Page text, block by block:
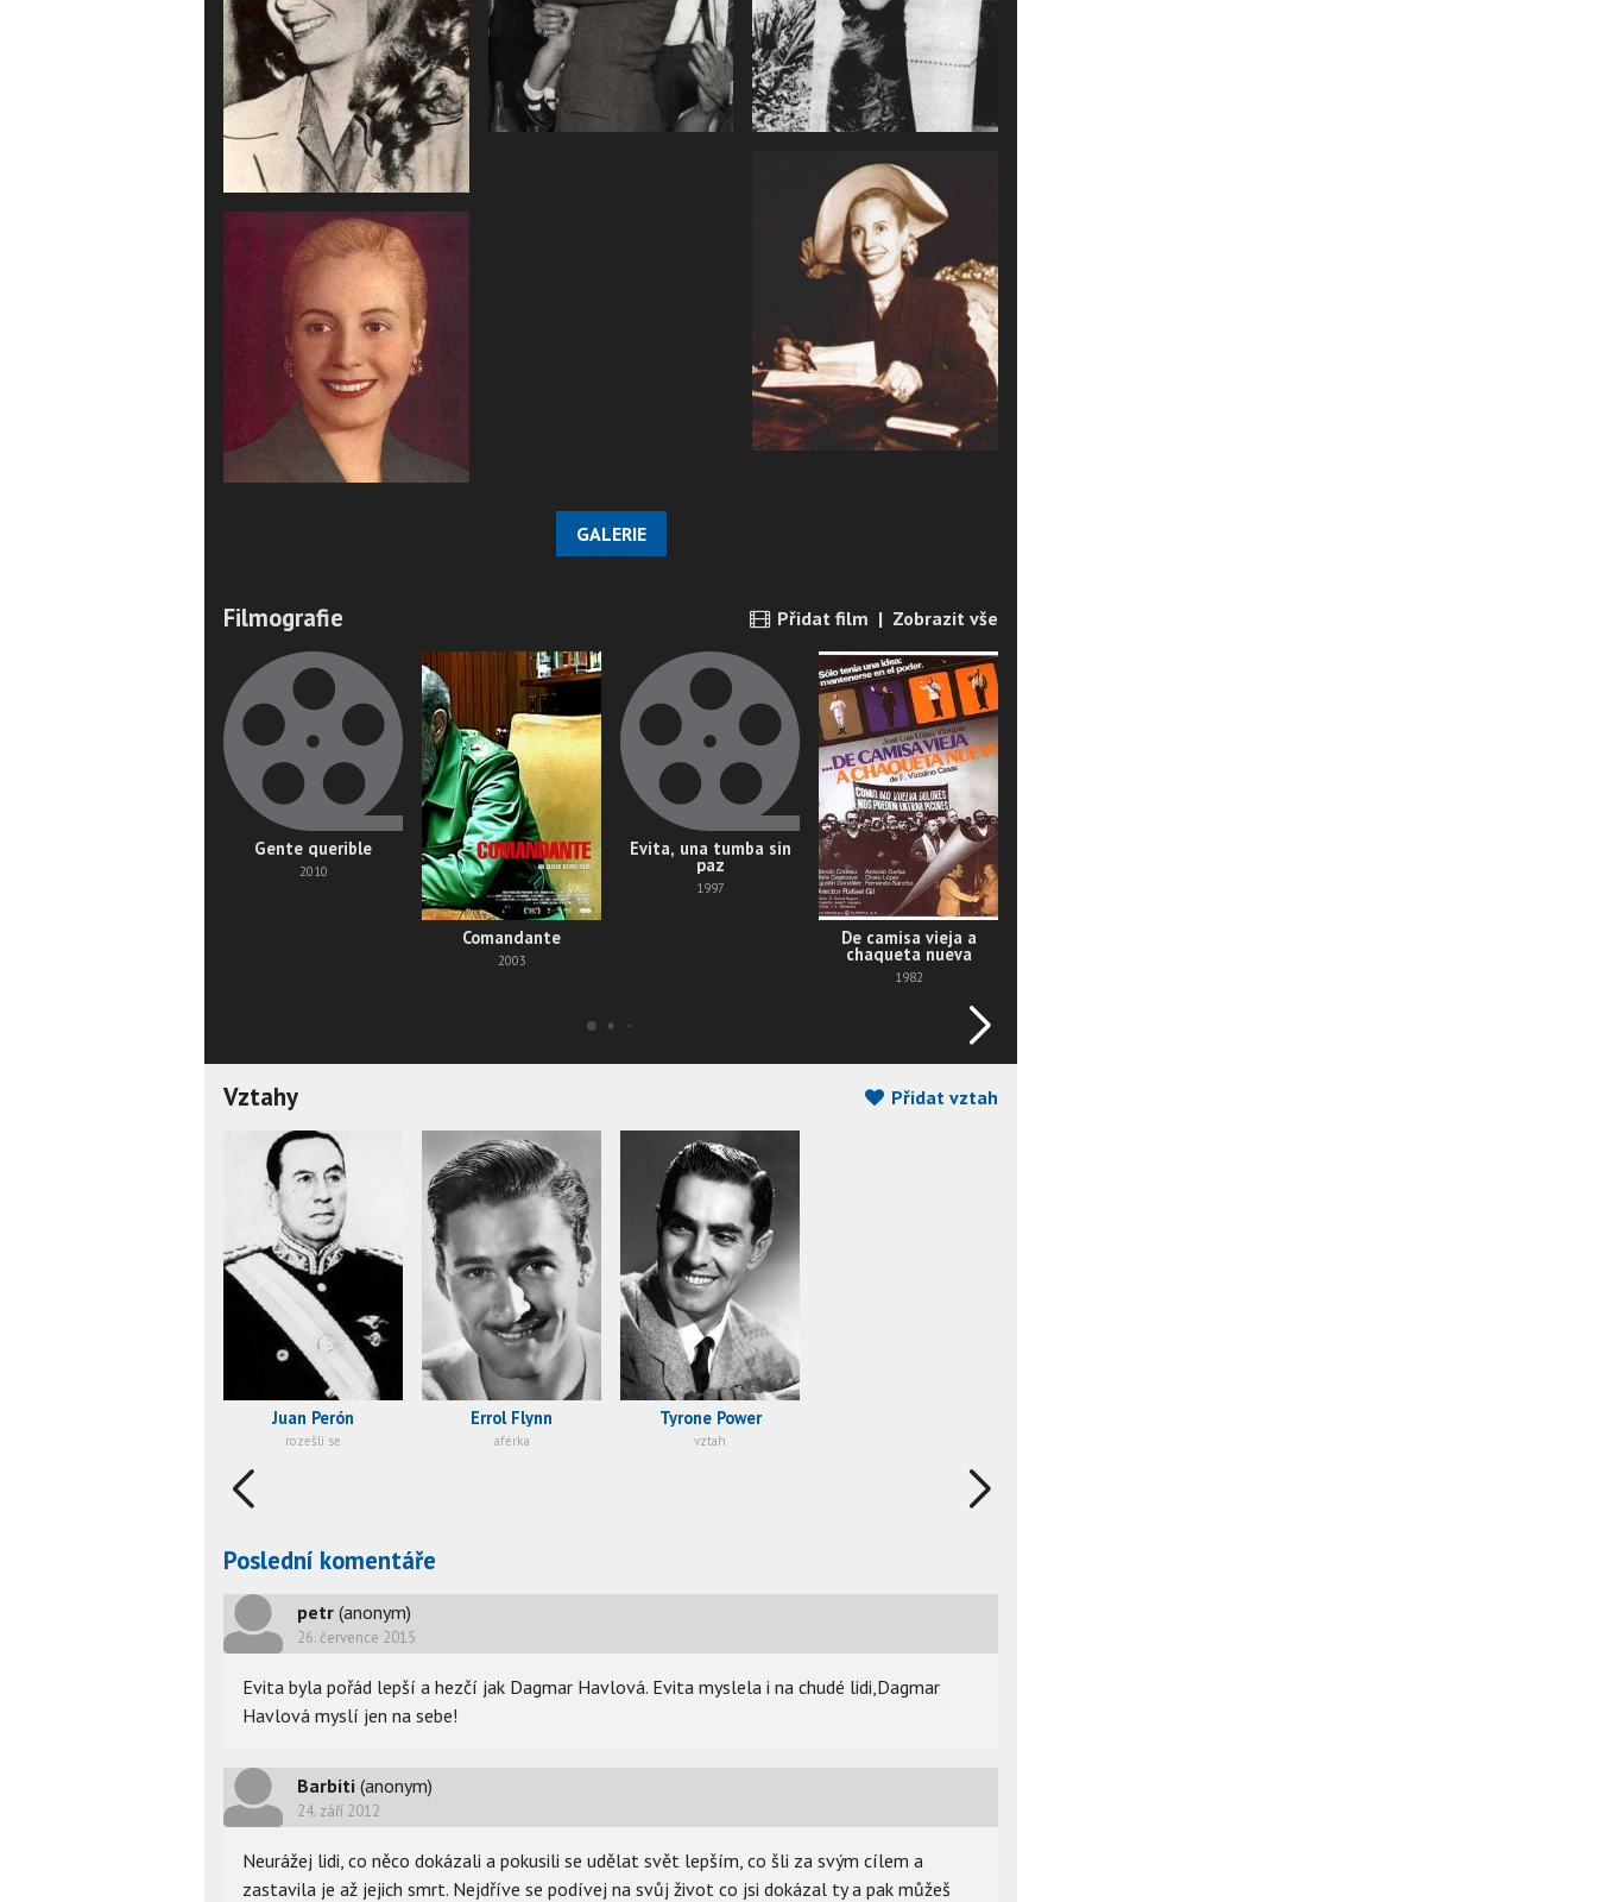
GALERIE
Filmografie Přidat film | Zobrazit vše
Gente querible
2010
Comandante
2003
Evita, una tumba sin
paz
1997
De camisa vieja a
chaqueta nueva
1982
Vztahy Přidat vztah
Juan Perón
rozešli se
Errol Flynn
aférka
Tyrone Power
vztah
Poslední komentáře
petr (anonym)
26. července 2015
Evita byla pořád lepší a hezčí jak Dagmar Havlová. Evita myslela i na chudé lidi,Dagmar
Havlová myslí jen na sebe!
Barbiti (anonym)
24. září 2012
Neurážej lidi, co něco dokázali a pokusili se udělat svět lepším, co šli za svým cílem a
zastavila je až jejich smrt. Nejdříve se podívej na svůj život co jsi dokázal ty a pak můžeš